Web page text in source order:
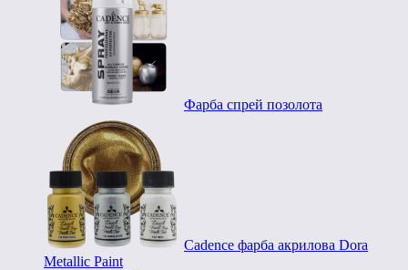
Фарба спрей позолота
Cadence фарба акрилова Dora
Metallic Paint